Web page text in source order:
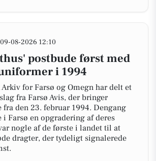
09-08-2026 12:10
postbude først med
i 1994
for Farsø og Omegn har delt et
fra Farsø Avis, der bringer
den 23. februar 1994. Dengang
i Farsø en opgradering af deres
nogle af de første i landet til at
dragter, der tydeligt signalerede